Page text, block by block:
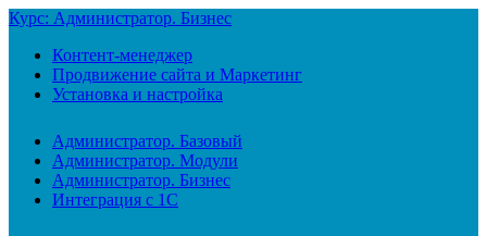
Курс: Администратор. Бизнес
Контент-менеджер
Продвижение сайта и Маркетинг
Установка и настройка
Администратор. Базовый
Администратор. Модули
Администратор. Бизнес
Интеграция с 1С